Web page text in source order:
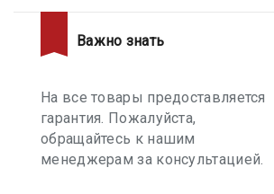
Важно знать
На все товары предоставляется
гарантия. Пожалуйста,
обращайтесь к нашим
менеджерам за консультацией.